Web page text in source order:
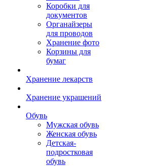
Коробки для
документов
Органайзеры
для проводов
Хранение фото
Корзины для
бумаг
Хранение лекарств
Хранение украшений
Обувь
Мужская обувь
Женская обувь
Детская-
подростковая
обувь